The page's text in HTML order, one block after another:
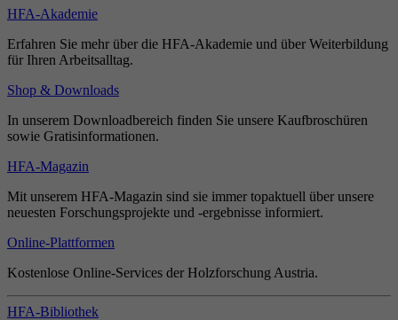
HFA-Akademie
Erfahren Sie mehr über die HFA-Akademie und über Weiterbildung
für Ihren Arbeitsalltag.
Shop & Downloads
In unserem Downloadbereich finden Sie unsere Kaufbroschüren
sowie Gratisinformationen.
HFA-Magazin
Mit unserem HFA-Magazin sind sie immer topaktuell über unsere
neuesten Forschungsprojekte und -ergebnisse informiert.
Online-Plattformen
Kostenlose Online-Services der Holzforschung Austria.
HFA-Bibliothek